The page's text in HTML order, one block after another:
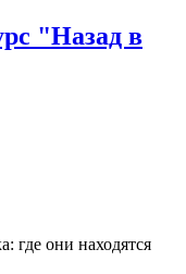
где они находятся